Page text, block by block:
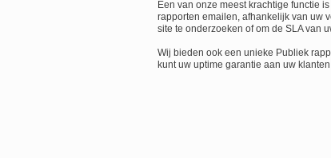
Een van onze meest krachtige functie
rapporten emailen, afhankelijk van uw
site te onderzoeken of om de SLA van
Wij bieden ook een unieke Publiek
kunt uw uptime garantie aan uw